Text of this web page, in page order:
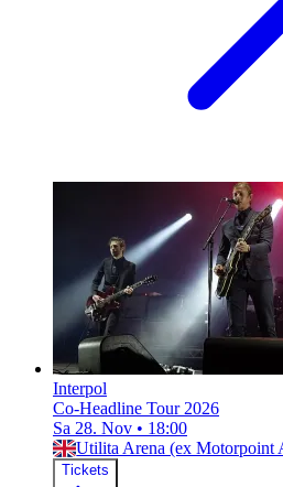
Interpol
Co-Headline Tour 2026
Sa 28. Nov • 18:00
Utilita Arena (ex Motorpoint
Tickets